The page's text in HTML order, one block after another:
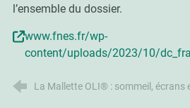
l’ensemble du dossier.
www.fnes.fr/wp-
content/uploads/2023/10/
La Mallette OLI® : sommeil, écrans